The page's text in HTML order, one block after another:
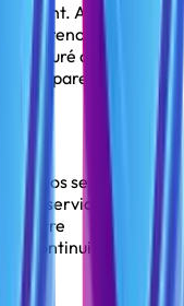
Aucun frais
le renouvellement
facturé après la
transparence pour
de nos serveurs. Si
de service gratuit
et notre
continuité de